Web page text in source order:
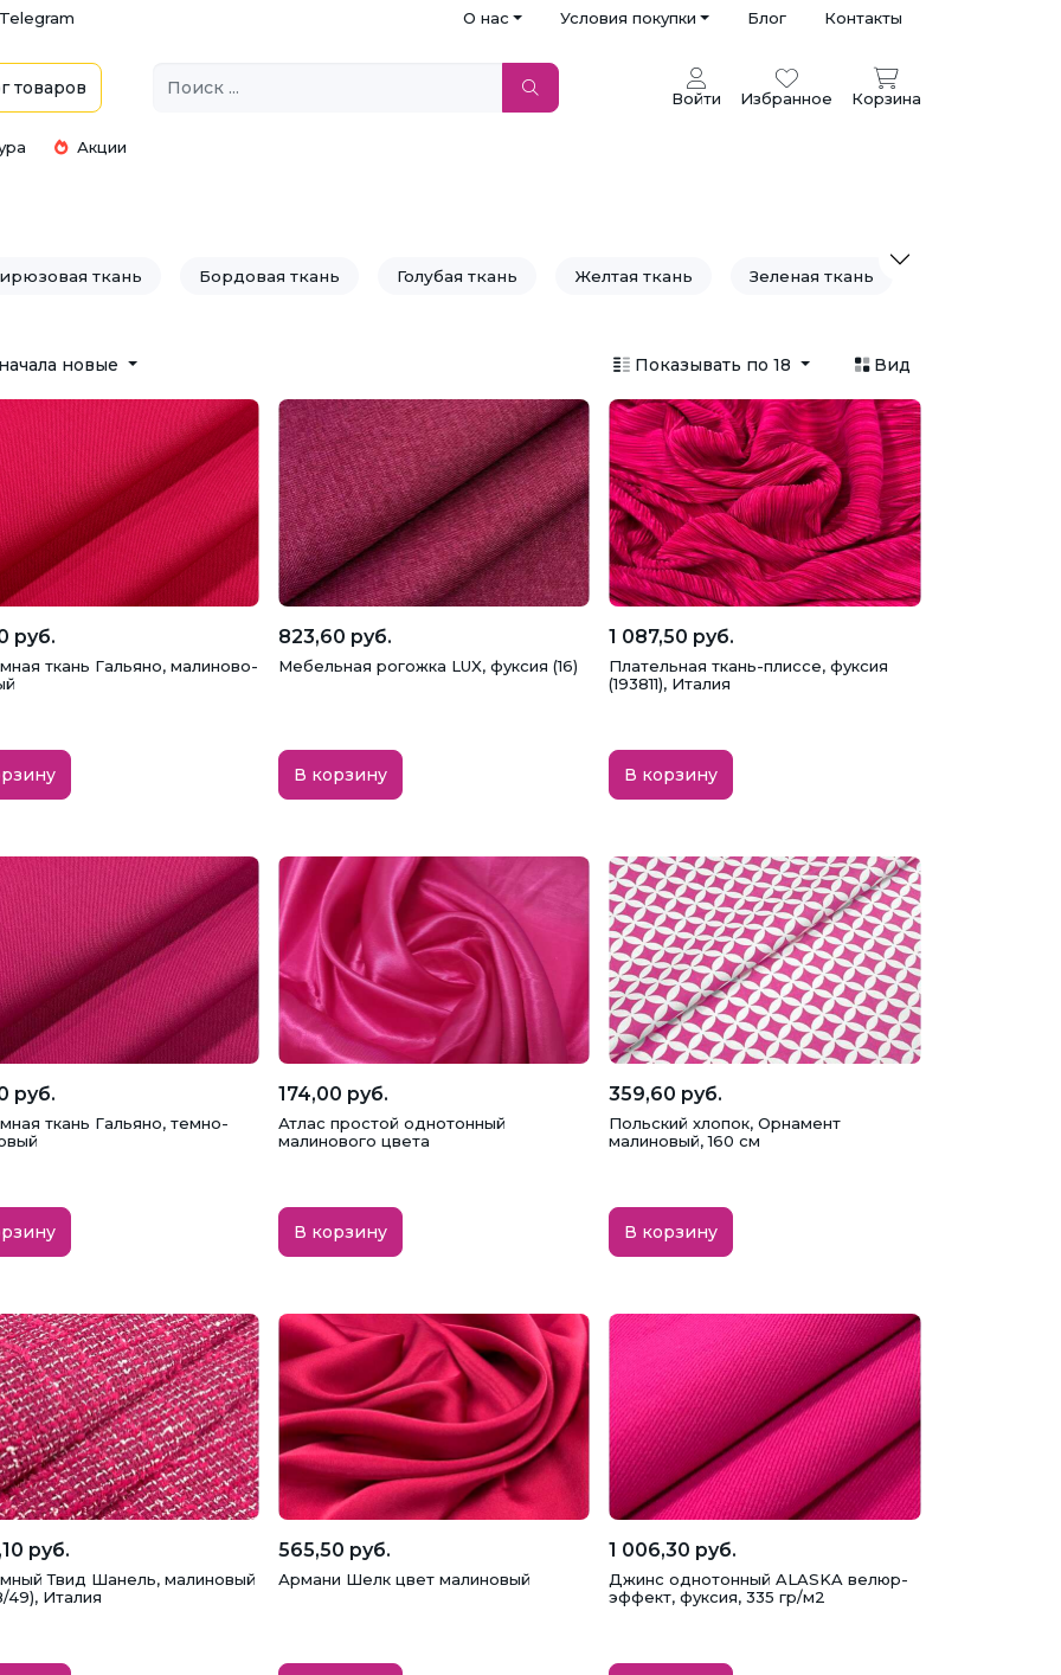
Telegram О нас Условия покупки Блог Контакты
товаров Войти Избранное Корзина
Акции
ткань Бордовая ткань Голубая ткань Желтая ткань Зеленая ткань
Пудровая ткань Пурпурная ткань Розовая ткань Салатовая ткань
Синяя ткань Сиреневая ткань Ткани марсала Фиолетовая ткань
новые Показывать по 18 Вид
руб.
ткань Гальяно, малиново-
823,60 руб.
Мебельная рогожка LUX, фуксия (16)
В корзину
1 087,50 руб.
Плательная ткань-плиссе, фуксия
(193811), Италия
В корзину
руб.
ткань Гальяно, темно-
174,00 руб.
Атлас простой однотонный
малинового цвета
В корзину
359,60 руб.
Польский хлопок, Орнамент
малиновый, 160 см
В корзину
руб.
Твид Шанель, малиновый
49), Италия
565,50 руб.
Армани Шелк цвет малиновый
1 006,30 руб.
Джинс однотонный ALASKA велюр-
эффект, фуксия, 335 гр/м2